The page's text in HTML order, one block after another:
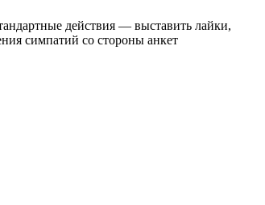
действия — выставить лайки,
симпатий со стороны анкет